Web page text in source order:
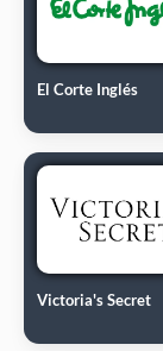
El Corte Inglés
Victoria's Secret